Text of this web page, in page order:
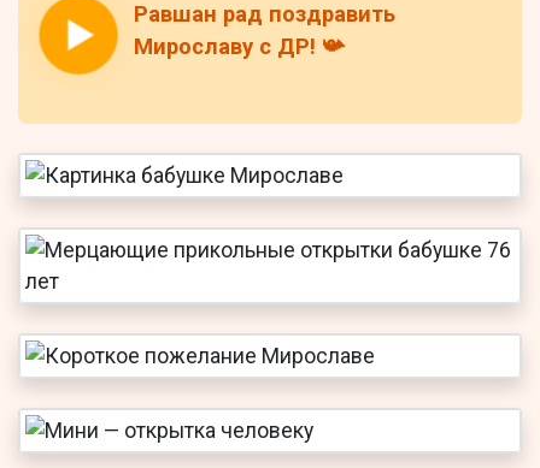
Равшан рад поздравить
Мирославу с ДР! 📯